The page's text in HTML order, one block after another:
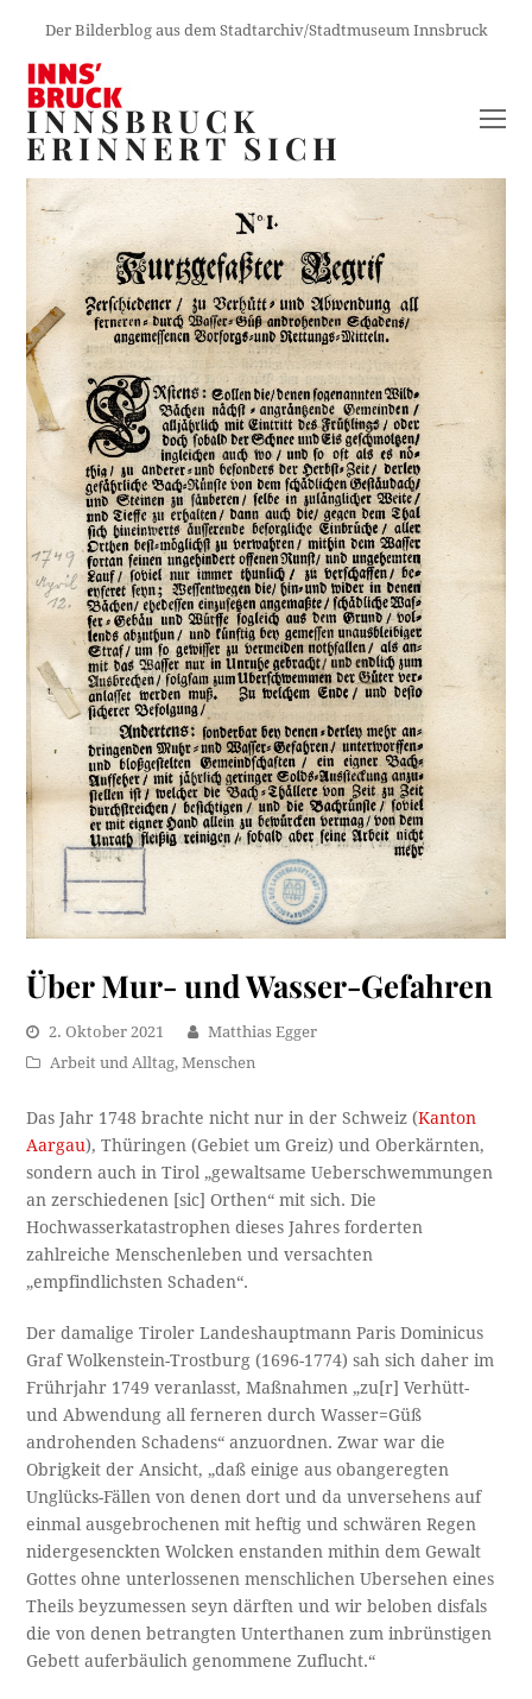
Der Bilderblog aus dem Stadtarchiv/Stadtmuseum Innsbruck
INNSBRUCK
ERINNERT SICH
Über Mur- und Wasser-Gefahren
2. Oktober 2021
Matthias Egger
Arbeit und Alltag,Menschen
Das Jahr 1748 brachte nicht nur in der Schweiz (Kanton
Aargau), Thüringen (Gebiet um Greiz) und Oberkärnten,
sondern auch in Tirol „gewaltsame Ueberschwemmungen
an zerschiedenen [sic] Orthen“ mit sich. Die
Hochwasserkatastrophen dieses Jahres forderten
zahlreiche Menschenleben und versachten
„empfindlichsten Schaden“.
Der damalige Tiroler Landeshauptmann Paris Dominicus
Graf Wolkenstein-Trostburg (1696-1774) sah sich daher im
Frührjahr 1749 veranlasst, Maßnahmen „zu[r] Verhütt-
und Abwendung all ferneren durch Wasser=Güß
androhenden Schadens“ anzuordnen. Zwar war die
Obrigkeit der Ansicht, „daß einige aus obangeregten
Unglücks-Fällen von denen dort und da unversehens auf
einmal ausgebrochenen mit heftig und schwären Regen
nidergesenckten Wolcken enstanden mithin dem Gewalt
Gottes ohne unterlossenen menschlichen Ubersehen eines
Theils beyzumessen seyn därften und wir beloben disfals
die von denen betrangten Unterthanen zum inbrünstigen
Gebett auferbäulich genommene Zuflucht.“